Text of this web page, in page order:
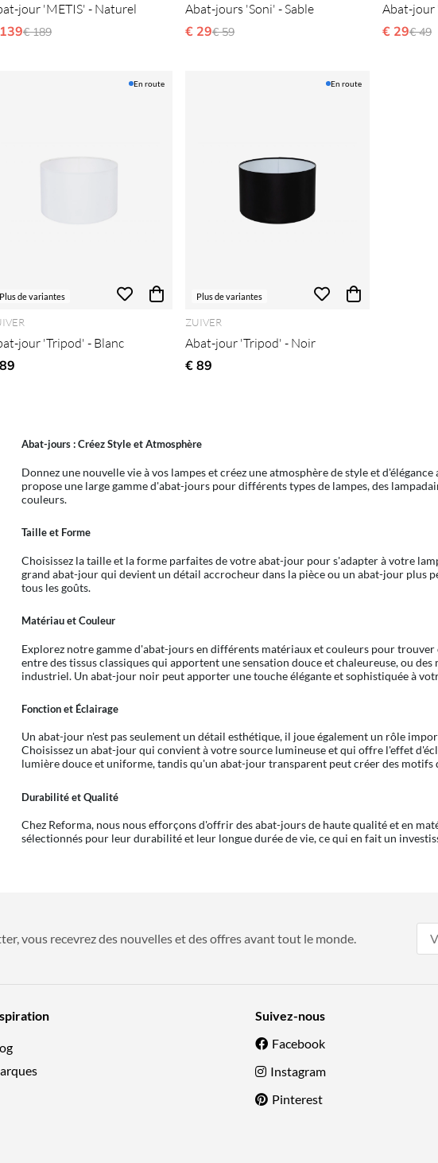
jour 'METIS' - Naturel
Prix régulier:
€ 189
Abat-jours 'Soni' - Sable
€ 29Prix régulier:
€ 59
Abat-jour
€ 29Prix
€ 49
Plus de variantes
En route
jour 'Tripod' - Blanc
Plus de variantes
En route
ZUIVER
Abat-jour 'Tripod' - Noir
€ 89
Abat-jours : Créez Style et Atmosphère
Donnez une nouvelle vie à vos lampes et créez une atmosphère de style et
propose une large gamme d'abat-jours pour différents types de lampes, des
couleurs.
Taille et Forme
Choisissez la taille et la forme parfaites de votre abat-jour pour s'adapter à votre
grand abat-jour qui devient un détail accrocheur dans la pièce ou un abat-jour plus
tous les goûts.
Matériau et Couleur
Explorez notre gamme d'abat-jours en différents matériaux et couleurs pour
entre des tissus classiques qui apportent une sensation douce et chaleureuse, ou
industriel. Un abat-jour noir peut apporter une touche élégante et sophistiquée à
Fonction et Éclairage
Un abat-jour n'est pas seulement un détail esthétique, il joue également un rôle
Choisissez un abat-jour qui convient à votre source lumineuse et qui offre l'effet
lumière douce et uniforme, tandis qu'un abat-jour transparent peut créer des motifs
Durabilité et Qualité
Chez Reforma, nous nous efforçons d'offrir des abat-jours de haute qualité et en
sélectionnés pour leur durabilité et leur longue durée de vie, ce qui en fait un
vous recevrez des nouvelles et des offres avant tout le monde.
Suivez-nous
Facebook
Instagram
Pinterest